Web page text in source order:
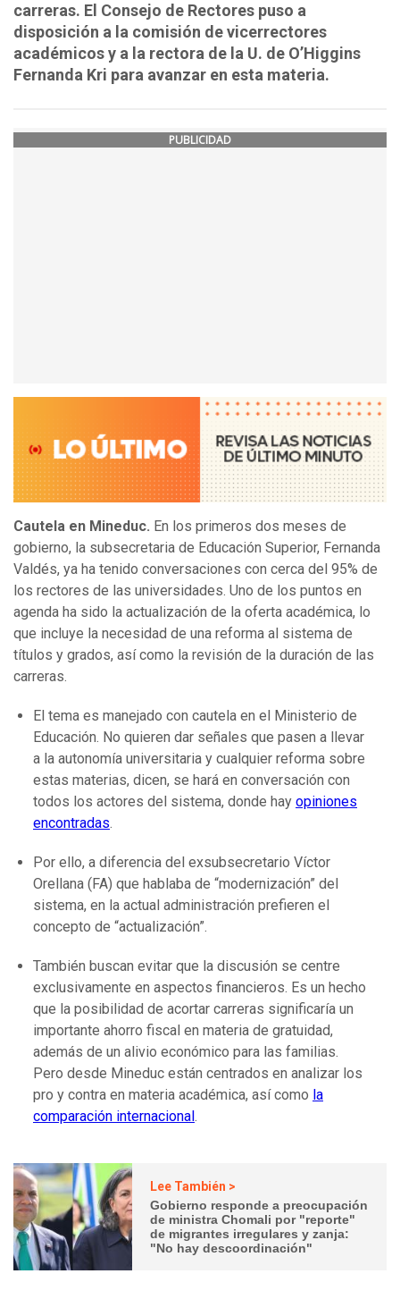
carreras. El Consejo de Rectores puso a
disposición a la comisión de vicerrectores
académicos y a la rectora de la U. de O’Higgins
Fernanda Kri para avanzar en esta materia.
PUBLICIDAD
Cautela en Mineduc. En los primeros dos meses de
gobierno, la subsecretaria de Educación Superior, Fernanda
Valdés, ya ha tenido conversaciones con cerca del 95% de
los rectores de las universidades. Uno de los puntos en
agenda ha sido la actualización de la oferta académica, lo
que incluye la necesidad de una reforma al sistema de
títulos y grados, así como la revisión de la duración de las
carreras.
El tema es manejado con cautela en el Ministerio de
Educación. No quieren dar señales que pasen a llevar
a la autonomía universitaria y cualquier reforma sobre
estas materias, dicen, se hará en conversación con
todos los actores del sistema, donde hay opiniones
encontradas.
Por ello, a diferencia del exsubsecretario Víctor
Orellana (FA) que hablaba de “modernización” del
sistema, en la actual administración prefieren el
concepto de “actualización”.
También buscan evitar que la discusión se centre
exclusivamente en aspectos financieros. Es un hecho
que la posibilidad de acortar carreras significaría un
importante ahorro fiscal en materia de gratuidad,
además de un alivio económico para las familias.
Pero desde Mineduc están centrados en analizar los
pro y contra en materia académica, así como la
comparación internacional .
Lee También >
Gobierno responde a preocupación
de ministra Chomali por "reporte"
de migrantes irregulares y zanja:
"No hay descoordinación"